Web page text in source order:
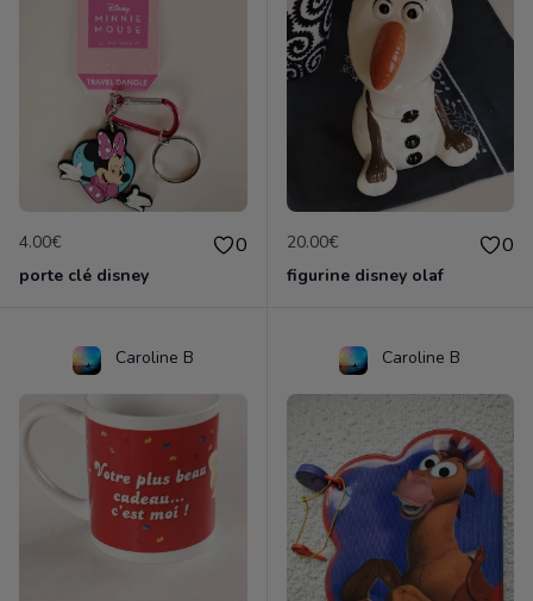
4.00€ 0
porte clé disney
20.00€ 0
figurine disney olaf
Caroline B Caroline B